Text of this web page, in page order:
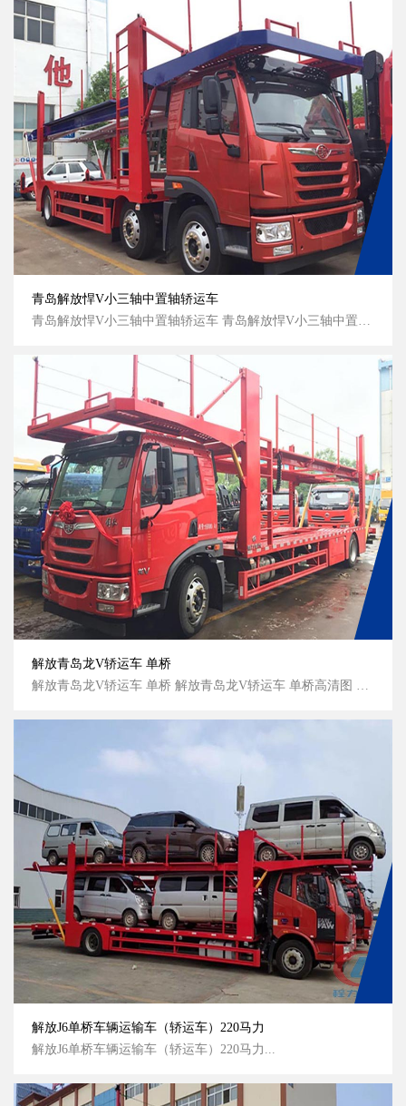
青岛解放悍V小三轴中置轴轿运车
青岛解放悍V小三轴中置轴轿运车 青岛解放悍V小三轴中置轴轿运车高清图 青岛解放悍V小三轴中置轴轿运车侧面图 青岛解放悍V小三轴中置轴轿运车侧面图...
解放青岛龙V轿运车 单桥
解放J6单桥车辆运输车（轿运车）220马力
解放J6单桥车辆运输车（轿运车）220马力...